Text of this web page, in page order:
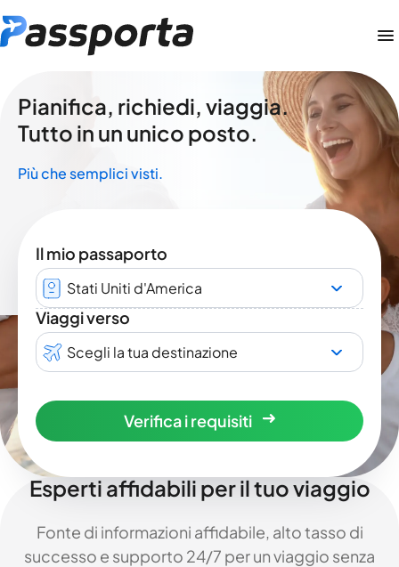
Pianifica, richiedi, viaggia.
Tutto in un unico posto.
Più che semplici visti.
Il mio passaporto
Stati Uniti d'America
Viaggi verso
Scegli la tua destinazione
Verifica i requisiti
Esperti affidabili per il tuo viaggio
Fonte di informazioni affidabile, alto tasso di
successo e supporto 24/7 per un viaggio senza